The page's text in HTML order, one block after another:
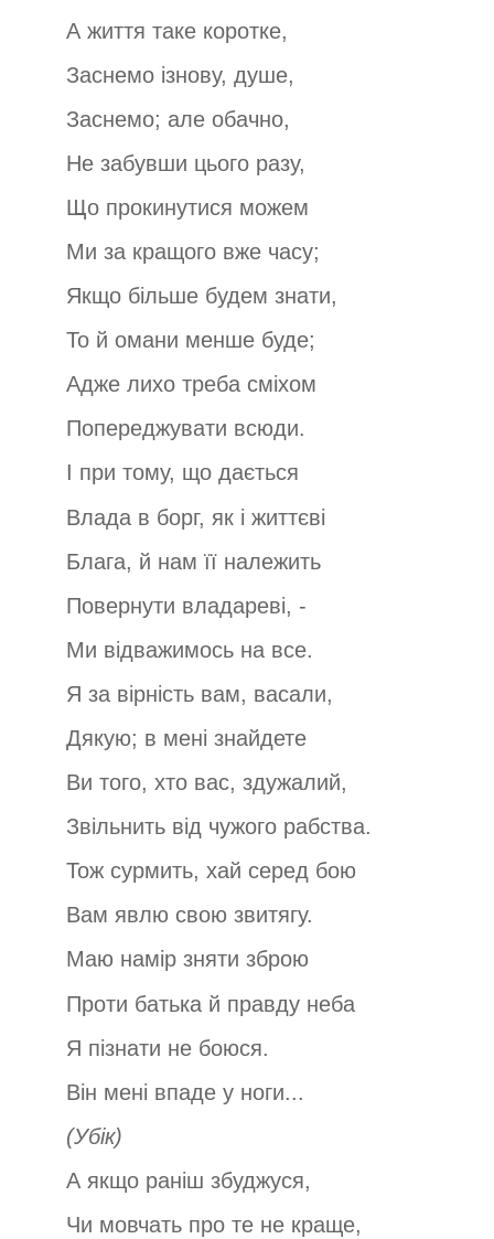
А життя таке коротке,
Заснемо ізнову, душе,
Заснемо; але обачно,
Не забувши цього разу,
Що прокинутися можем
Ми за кращого вже часу;
Якщо більше будем знати,
То й омани менше буде;
Адже лихо треба сміхом
Попереджувати всюди.
І при тому, що дається
Влада в борг, як і життєві
Блага, й нам її належить
Повернути владареві, -
Ми відважимось на все.
Я за вірність вам, васали,
Дякую; в мені знайдете
Ви того, хто вас, здужалий,
Звільнить від чужого рабства.
Тож сурмить, хай серед бою
Вам явлю свою звитягу.
Маю намір зняти зброю
Проти батька й правду неба
Я пізнати не боюся.
Він мені впаде у ноги...
(Убік)
А якщо раніш збуджуся,
Чи мовчать про те не краще,